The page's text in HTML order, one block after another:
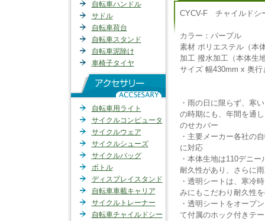
自転車ハンドル
サドル
自転車荷台
自転車スタンド
自転車泥除け
車椅子タイヤ
自転車用ライト
サイクルコンピュータ
サイクルウェア
サイクルシューズ
サイクルバッグ
ボトル
ディスプレイスタンド
自転車車載キャリア
サイクルトレーナー
自転車チャイルドシー
CYCV-F チャイルドシ
カラー：パープル
素材 ポリエステル（本
加工 撥水加工（本体生
サイズ 幅430mm x 奥
・雨の日に限らず、寒
の時期にも、年間を通
のせカバー
・主要メーカー各社の
に対応
・本体生地は110デニ
耐久性があり、さらに
・透明シートは、寒冷
みにもこだわり耐久性
・透明シートをオープ
て付属のホック付きテ